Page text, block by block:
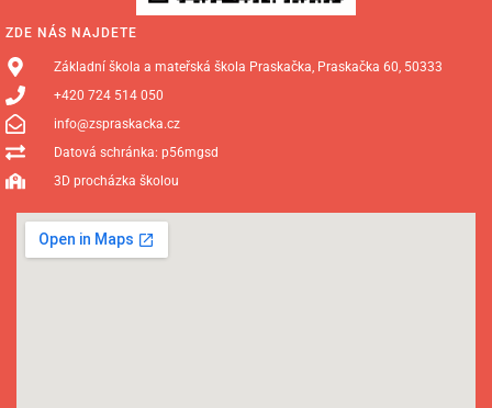
ZDE NÁS NAJDETE
Základní škola a mateřská škola Praskačka, Praskačka 60, 50333
+420 724 514 050
info@zspraskacka.cz
Datová schránka: p56mgsd
3D procházka školou